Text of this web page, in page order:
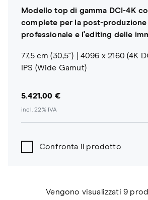
Modello top di gamma DCI-4K
complete per la post-produzione
professionale e l'editing delle
77,5 cm (30,5")
4096 x 2160 (4K
IPS (Wide Gamut)
5.421,00 €
incl. 22% IVA
Confronta il prodotto
Vengono visualizzati 9